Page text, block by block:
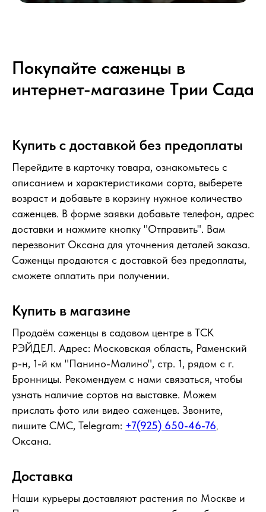
Покупайте саженцы в
интернет-магазине Tрии Сада
Купить с доставкой без предоплаты
Перейдите в карточку товара, ознакомьтесь с
описанием и характеристиками сорта, выберете
возраст и добавьте в корзину нужное количество
саженцев. В форме заявки добавьте телефон, адрес
доставки и нажмите кнопку "Отправить". Вам
перезвонит Оксана для уточнения деталей заказа.
Саженцы продаются с доставкой без предоплаты,
сможете оплатить при получении.
Купить в магазине
Продаём саженцы в садовом центре в ТСК
РЭЙДЕЛ. Адрес: Московская область, Раменский
р-н, 1-й км "Панино-Малино", стр. 1, рядом с г.
Бронницы. Рекомендуем с нами связаться, чтобы
узнать наличие сортов на выставке. Можем
прислать фото или видео саженцев. Звоните,
пишите СМС, Telegram: +7(925) 650-46-76,
Оксана.
Доставка
Наши курьеры доставляют растения по Москве и